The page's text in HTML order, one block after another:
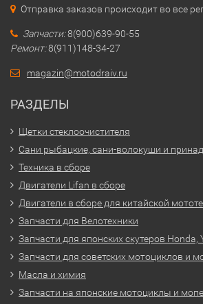
Отправка заказов происходит во все
Запчасти:8(900)639-90-55
Ремонт:8(911)148-34-27
magazin@motodraiv.ru
РАЗДЕЛЫ
Щетки стеклоочистителя
Сани рыбацкие, сани-волокуши и
Техника в сборе
Двигатели Lifan в сборе
Двигатели в сборе для китайской
Запчасти для Велотехники
Запчасти для японских скутеров Honda,
Запчасти для советских мотоциклов и
Масла и химия
Запчасти на японские мотоциклы и